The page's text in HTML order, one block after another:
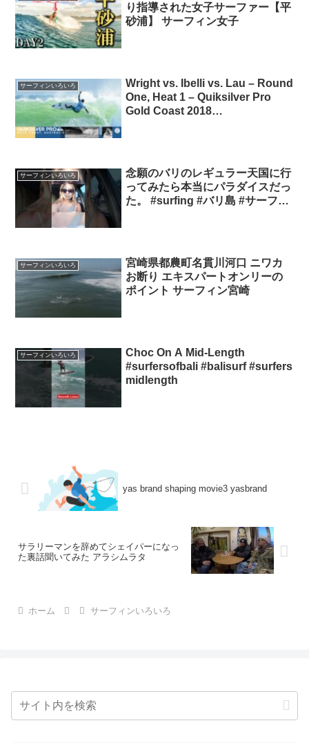
り指導された女子サーファー【平
砂浦】 サーフィン女子
サーフィンいろいろ
Wright vs. Ibelli vs. Lau – Round
One, Heat 1 – Quiksilver Pro
Gold Coast 2018
サーフィンいろいろ
念願のバリのレギュラー天国に行
ってみたら本当にパラダイスだっ
た。 #surfing #バリ島 #サーフト
サーフィンいろいろ
宮崎県都農町名貫川河口 ニワカ
お断り エキスパートオンリーの
ポイント サーフィン宮崎
サーフィンいろいろ
Choc On A Mid-Length
#surfersofbali #balisurf #surfers
midlength
yas brand shaping movie3 yasbrand
サラリーマンを辞めてシェイパーになっ
た裏話聞いてみた アラシムラタ
ホーム サーフィンいろいろ